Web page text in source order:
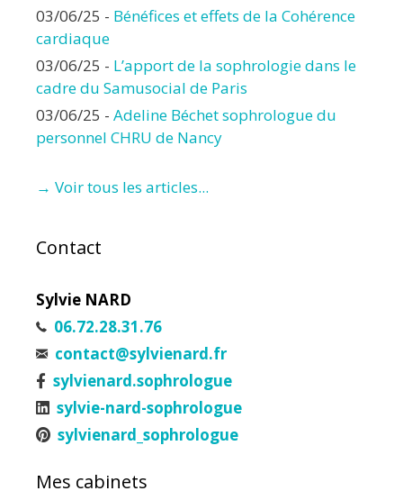
03/06/25 - Bénéfices et effets de la Cohérence
cardiaque
03/06/25 - L’apport de la sophrologie dans le
cadre du Samusocial de Paris
03/06/25 - Adeline Béchet sophrologue du
personnel CHRU de Nancy
→ Voir tous les articles...
Contact
Sylvie NARD
06.72.28.31.76
contact@sylvienard.fr
sylvienard.sophrologue
sylvie-nard-sophrologue
sylvienard_sophrologue
Mes cabinets